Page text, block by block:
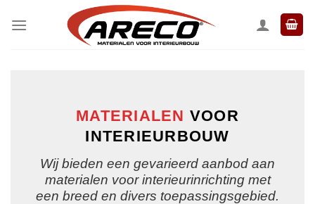
naar
MATERIALEN VOOR
INTERIEURBOUW
Wij bieden een gevarieerd aanbod aan
materialen voor interieurinrichting met
een breed en divers toepassingsgebied.